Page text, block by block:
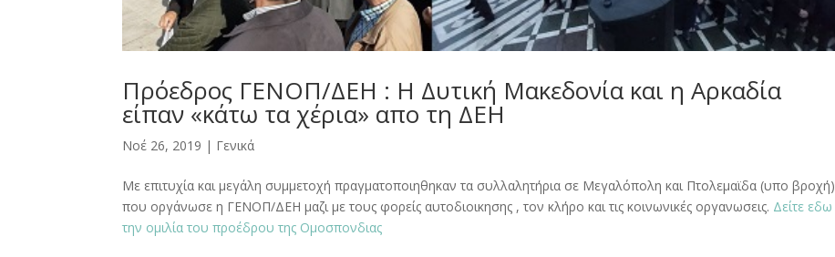
Πρόεδρος ΓΕΝΟΠ/ΔΕΗ : Η Δυτική Μακεδονία και η Αρκαδία
είπαν «κάτω τα χέρια» απο τη ΔΕΗ
Νοέ 26, 2019 | Γενικά
Με επιτυχία και μεγάλη συμμετοχή πραγματοποιηθηκαν τα συλλαλητήρια σε Μεγαλόπολη και Πτολεμαϊδα (υπο βροχή)
που οργάνωσε η ΓΕΝΟΠ/ΔΕΗ μαζι με τους φορείς αυτοδιοικησης , τον κλήρο και τις κοινωνικές οργανωσεις. Δείτε εδω
την ομιλία του προέδρου της Ομοσπονδιας